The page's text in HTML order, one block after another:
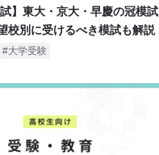
】東大・京大・早慶の冠模試
校別に受けるべき模試も解説
大学受験